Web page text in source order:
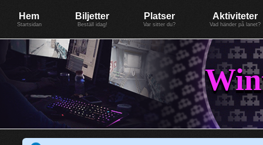
Hem
Startsidan
Biljetter
Beställ idag!
Platser
Var sitter du?
Aktiviteter
Vad händer på lanet?